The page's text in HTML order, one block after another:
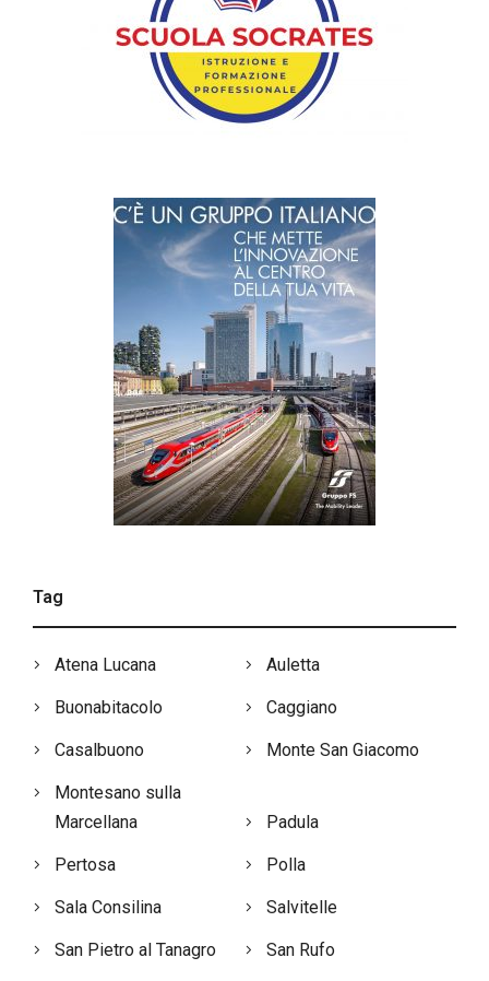
Tag
Atena Lucana Auletta
Buonabitacolo Caggiano
Casalbuono Monte San Giacomo
Montesano sulla
Marcellana
Padula
Pertosa Polla
Sala Consilina Salvitelle
San Pietro al Tanagro San Rufo